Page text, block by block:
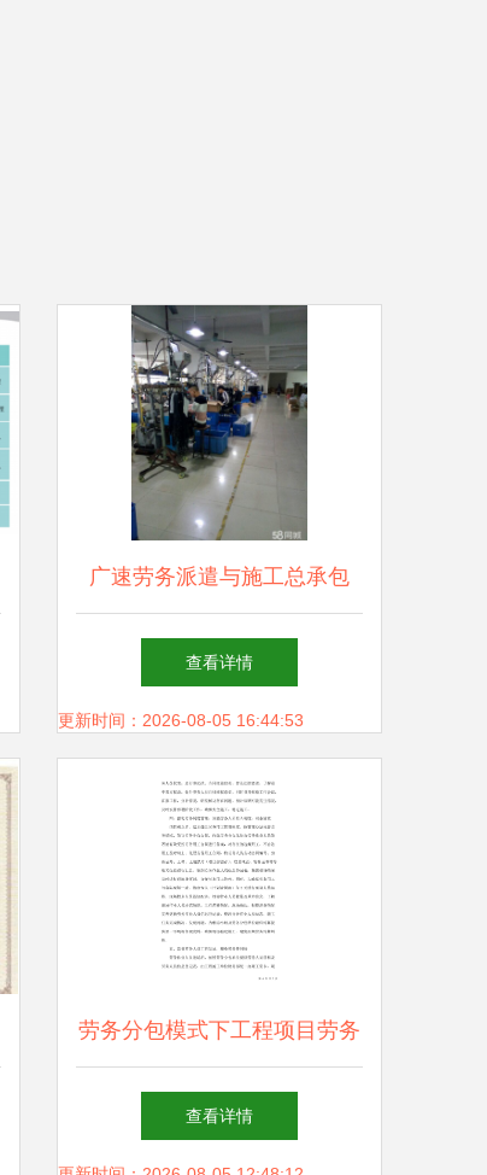
广速劳务派遣与施工总承包
强强联手打造建筑行业新业态
查看详情
更新时间：2026-08-05 16:44:53
劳务分包模式下工程项目劳务
管理控制措施
查看详情